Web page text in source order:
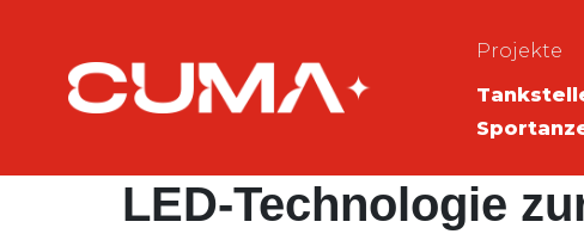
Projekte
LED-Technologie